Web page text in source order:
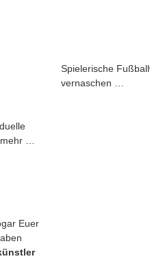
…
Euer
Spielerische
vernaschen …